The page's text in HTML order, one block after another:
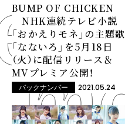
BUMP OF CHICKEN
NHK連続テレビ小説
「おかえりモネ」の主題歌
「なないろ」を5月18日
（火）に配信リリース＆
MVプレミア公開！
バックナンバー 2021.05.24